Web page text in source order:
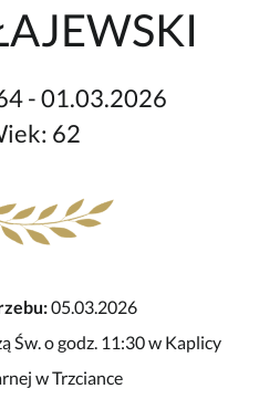
- 01.03.2026
62
05.03.2026
Św. o godz. 11:30 w Kaplicy
w Trzciance